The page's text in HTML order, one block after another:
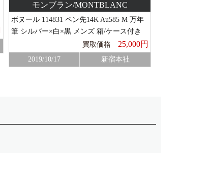
モンブラン/MONTBLANC
ボヌール 114831 ペン先14K Au585 M 万年
筆 シルバー×白×黒 メンズ 箱/ケース付き
買取価格
25,000円
2019/10/17 新宿本社